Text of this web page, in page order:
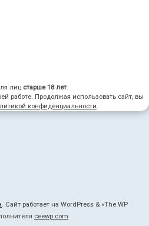
лиц старше 18 лет.
работе. Продолжая использовать сайт, вы
конфиденциальности.
. Сайт работает на WordPress & «The WP
ceewp.com.